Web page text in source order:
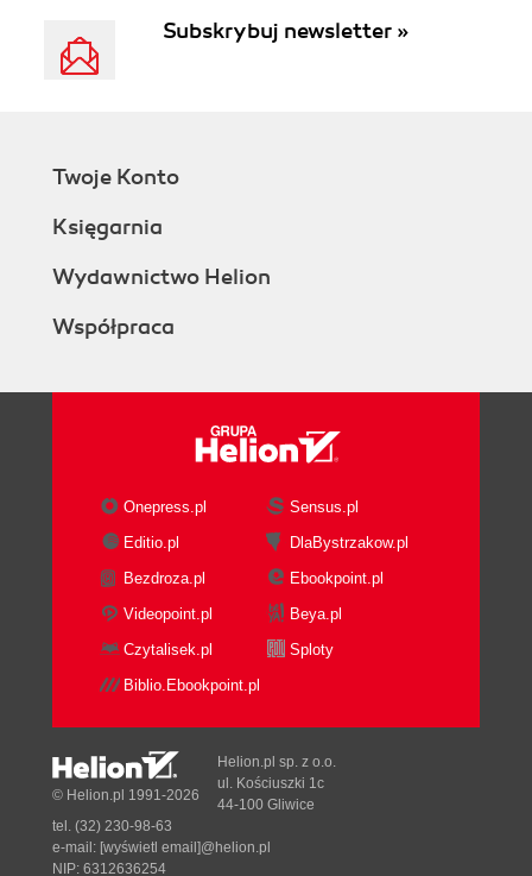
Subskrybuj newsletter »
Twoje Konto
Księgarnia
Wydawnictwo Helion
Współpraca
Onepress.pl
Sensus.pl
Editio.pl
DlaBystrzakow.pl
Bezdroza.pl
Ebookpoint.pl
Videopoint.pl
Beya.pl
Czytalisek.pl
Sploty
Biblio.Ebookpoint.pl
© Helion.pl 1991-2026
Helion.pl sp. z o.o.
ul. Kościuszki 1c
44-100 Gliwice
tel. (32) 230-98-63
e-mail: [wyświetl email]@helion.pl
NIP: 6312636254